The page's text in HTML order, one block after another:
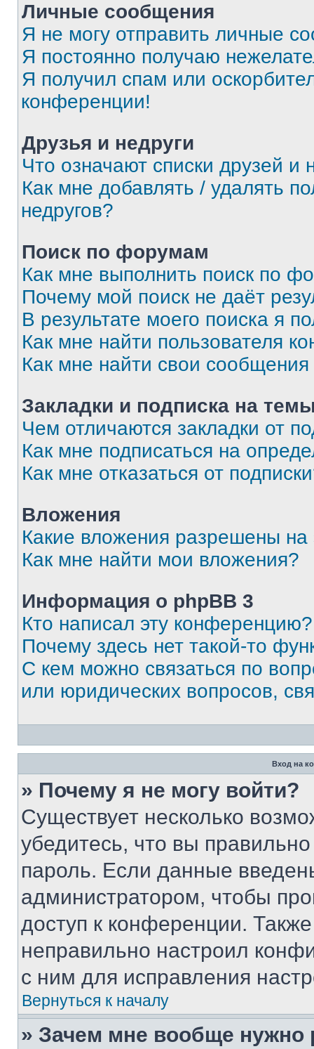
Личные сообщения
Я не могу отправить личные
Я постоянно получаю
Я получил спам или
конференции!
Друзья и недруги
Что означают списки друзей и
Как мне добавлять / удалять
недругов?
Поиск по форумам
Как мне выполнить поиск по
Почему мой поиск не даёт
В результате моего поиска я
Как мне найти пользователя
Как мне найти свои
Закладки и подписка на
Чем отличаются закладки от
Как мне подписаться на
Как мне отказаться от
Вложения
Какие вложения разрешены
Как мне найти мои вложения?
Информация о phpBB 3
Кто написал эту конференцию?
Почему здесь нет такой-то
С кем можно связаться по
или юридических вопросов,
Вход на
» Почему я не могу войти?
Существует несколько
убедитесь, что вы
пароль. Если данные
администратором, чтобы
доступ к конференции.
неправильно настроил
с ним для исправления
Вернуться к началу
» Зачем мне вообще нужно